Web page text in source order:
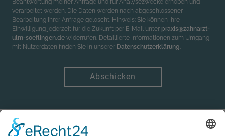
verarbeitet werden. Die Daten werden nach abgeschlossener
Bearbeitung Ihrer Anfrage gelöscht. Hinweis: Sie können Ihre
Einwilligung jederzeit für die Zukunft per E-Mail unter praxis@zahnarzt-
ulm-soeflingen.dewiderrufen. Detaillierte Informationen zum Umgang
mit Nutzerdaten finden Sie in unserer Datenschutzerklärung
Abschicken